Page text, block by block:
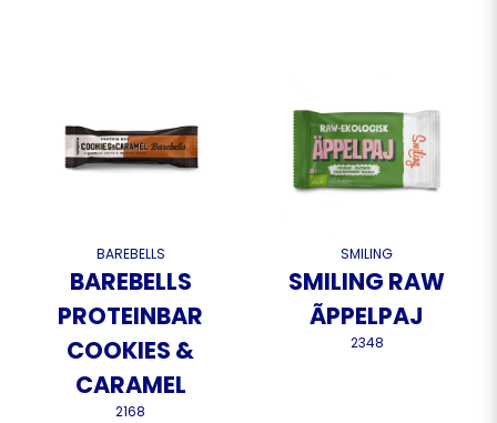
BAREBELLS
BAREBELLS
PROTEINBAR
COOKIES &
CARAMEL
2168
SMILING
SMILING RAW
ÃPPELPAJ
2348